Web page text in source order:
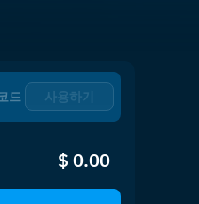
사용하기
$ 0.00